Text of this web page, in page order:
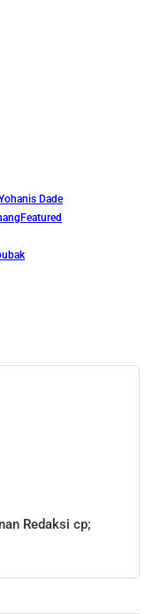
Dade
Featured
Redaksi cp;